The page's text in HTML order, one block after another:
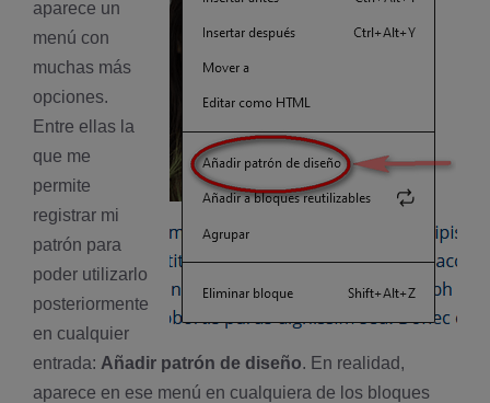
aparece un
menú con
muchas más
opciones.
Entre ellas la
que me
permite
registrar mi
patrón para
poder utilizarlo
posteriormente
en cualquier
entrada: Añadir patrón de diseño. En realidad,
aparece en ese menú en cualquiera de los bloques